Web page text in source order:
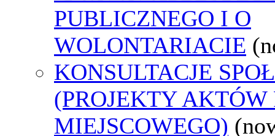
PUBLICZNEGO I O
WOLONTARIACIE
KONSULTACJE
(PROJEKTY AKTÓW
MIEJSCOWEGO)